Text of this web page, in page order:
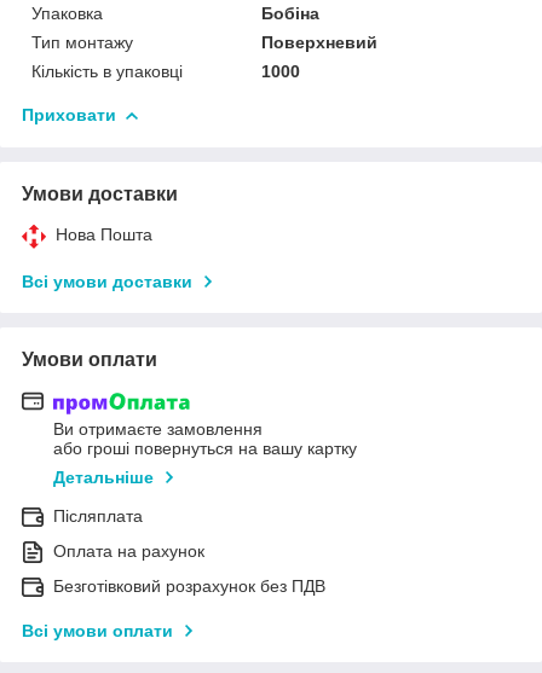
Упаковка
Бобіна
Тип монтажу
Поверхневий
Кількість в упаковці
1000
Приховати
Умови доставки
Нова Пошта
Всі умови доставки
Умови оплати
Ви отримаєте замовлення
або гроші повернуться на вашу картку
Детальніше
Післяплата
Оплата на рахунок
Безготівковий розрахунок без ПДВ
Всі умови оплати